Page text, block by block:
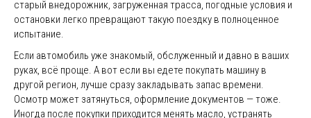
старый внедорожник, загруженная трасса, погодные условия и
остановки легко превращают такую поездку в полноценное
испытание.
Если автомобиль уже знакомый, обслуженный и давно в ваших
руках, всё проще. А вот если вы едете покупать машину в
другой регион, лучше сразу закладывать запас времени.
Осмотр может затянуться, оформление документов — тоже.
Иногда после покупки приходится менять масло, устранять